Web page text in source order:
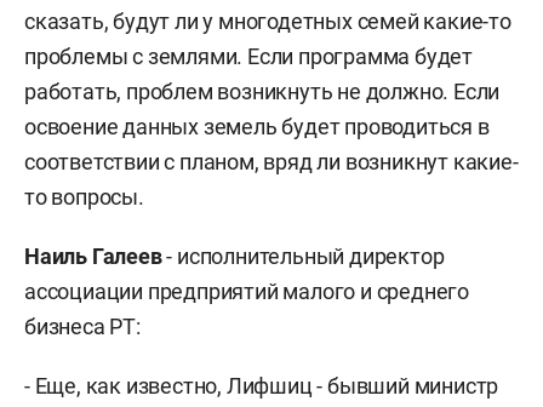
сказать, будут ли у многодетных семей какие-то
проблемы с землями. Если программа будет
работать, проблем возникнуть не должно. Если
освоение данных земель будет проводиться в
соответствии с планом, вряд ли возникнут какие-
то вопросы.
Наиль Галеев- исполнительный директор
ассоциации предприятий малого и среднего
бизнеса РТ:
- Еще, как известно, Лифшиц - бывший министр